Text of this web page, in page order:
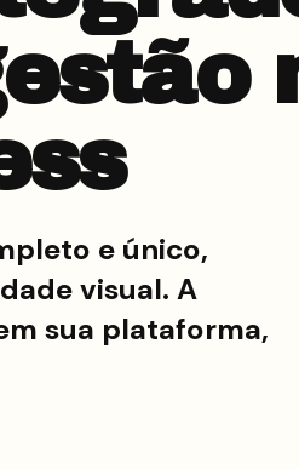
e único,
visual. A
sua plataforma,